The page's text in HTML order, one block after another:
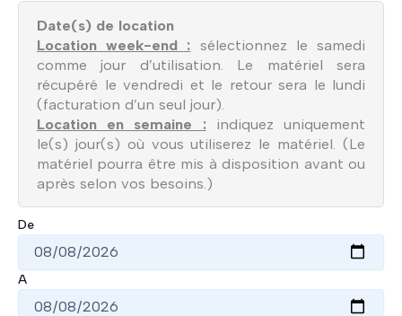
Date(s) de location
Location week-end : sélectionnez le samedi
comme jour d’utilisation. Le matériel sera
récupéré le vendredi et le retour sera le lundi
(facturation d’un seul jour).
Location en semaine :indiquez uniquement
le(s) jour(s) où vous utiliserez le matériel. (Le
matériel pourra être mis à disposition avant ou
après selon vos besoins.)
De
A